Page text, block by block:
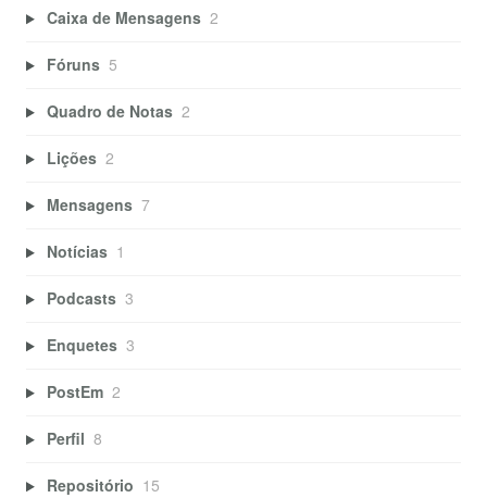
Caixa de Mensagens 2
Fóruns 5
Quadro de Notas 2
Lições 2
Mensagens 7
Notícias 1
Podcasts 3
Enquetes 3
PostEm 2
Perfil 8
Repositório 15